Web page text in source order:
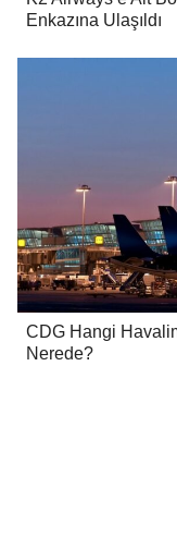
Enkazına Ulaşıldı
CDG Hangi
Nerede?